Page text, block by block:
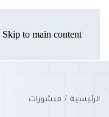
Skip to main content
الرئيسية منشورات